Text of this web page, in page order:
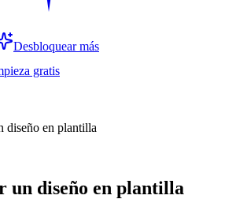
Desbloquear más
gratis
diseño en plantilla
un diseño en plantilla